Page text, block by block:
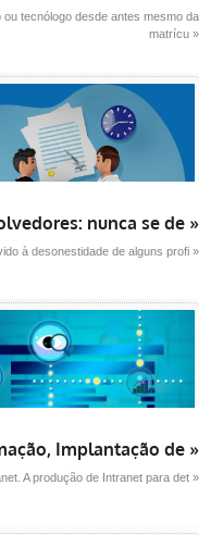
tecnólogo desde antes mesmo da
matrícu »
nunca se de »
à desonestidade de alguns profi »
Implantação de »
A produção de Intranet para det »